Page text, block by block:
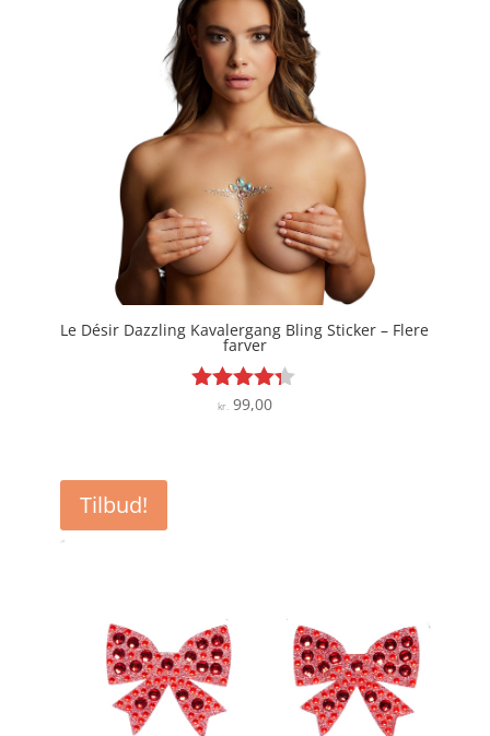
Le Désir Dazzling Kavalergang Bling Sticker – Flere
farver
Vurderet
kr.99,00
Tilbud!